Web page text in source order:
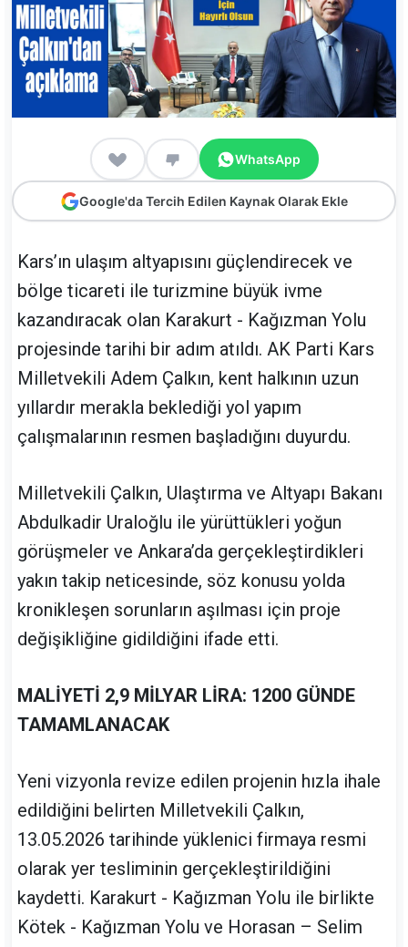
WhatsApp
Google'da Tercih Edilen Kaynak Olarak Ekle
Kars’ın ulaşım altyapısını güçlendirecek ve
bölge ticareti ile turizmine büyük ivme
kazandıracak olan Karakurt - Kağızman Yolu
projesinde tarihi bir adım atıldı. AK Parti Kars
Milletvekili Adem Çalkın, kent halkının uzun
yıllardır merakla beklediği yol yapım
çalışmalarının resmen başladığını duyurdu.
Milletvekili Çalkın, Ulaştırma ve Altyapı Bakanı
Abdulkadir Uraloğlu ile yürüttükleri yoğun
görüşmeler ve Ankara’da gerçekleştirdikleri
yakın takip neticesinde, söz konusu yolda
kronikleşen sorunların aşılması için proje
değişikliğine gidildiğini ifade etti.
MALİYETİ 2,9 MİLYAR LİRA: 1200 GÜNDE
TAMAMLANACAK
Yeni vizyonla revize edilen projenin hızla ihale
edildiğini belirten Milletvekili Çalkın,
13.05.2026 tarihinde yüklenici firmaya resmi
olarak yer tesliminin gerçekleştirildiğini
kaydetti. Karakurt - Kağızman Yolu ile birlikte
Kötek - Kağızman Yolu ve Horasan – Selim